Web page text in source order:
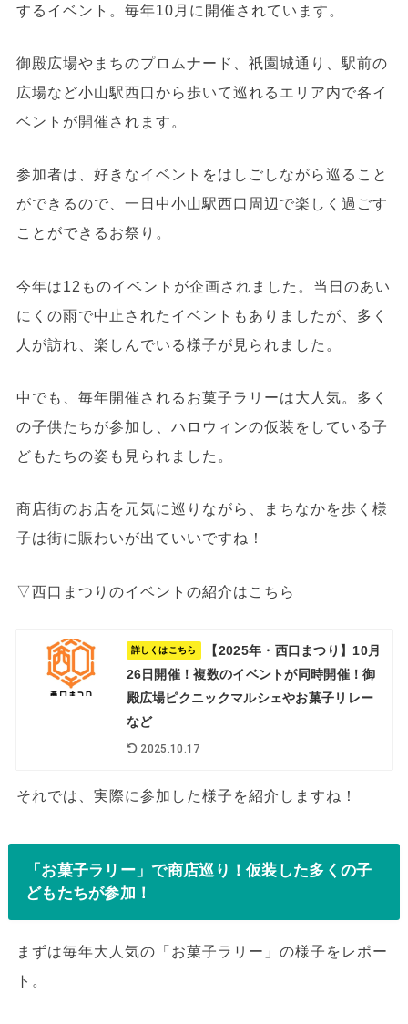
するイベント。毎年10月に開催されています。
御殿広場やまちのプロムナード、祇園城通り、駅前の
広場など小山駅西口から歩いて巡れるエリア内で各イ
ベントが開催されます。
参加者は、好きなイベントをはしごしながら巡ること
ができるので、一日中小山駅西口周辺で楽しく過ごす
ことができるお祭り。
今年は12ものイベントが企画されました。当日のあい
にくの雨で中止されたイベントもありましたが、多く
人が訪れ、楽しんでいる様子が見られました。
中でも、毎年開催されるお菓子ラリーは大人気。多く
の子供たちが参加し、ハロウィンの仮装をしている子
どもたちの姿も見られました。
商店街のお店を元気に巡りながら、まちなかを歩く様
子は街に賑わいが出ていいですね！
▽西口まつりのイベントの紹介はこちら
詳しくはこちら
【2025年・西口まつり】10月
26日開催！複数のイベントが同時開催！御
殿広場ピクニックマルシェやお菓子リレー
など
2025.10.17
それでは、実際に参加した様子を紹介しますね！
「お菓子ラリー」で商店巡り！仮装した多くの子
どもたちが参加！
まずは毎年大人気の「お菓子ラリー」の様子をレポー
ト。